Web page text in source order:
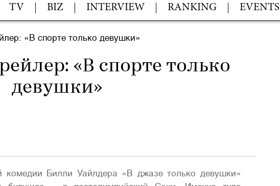
TV BIZ INTERVIEW RANKING EVENTS
«В спорте только девушки»
«В спорте только
девушки»
комедии Билли Уайлдера «В джазе только девушки»